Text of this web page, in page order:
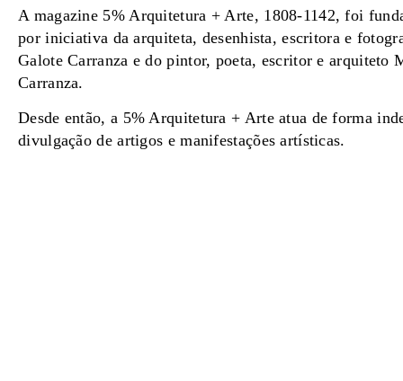
A magazine 5% Arquitetura + Arte, 1808-1142, foi
por iniciativa da arquiteta, desenhista, escritora e
Galote Carranza e do pintor, poeta, escritor e arquiteto
Carranza.
Desde então, a 5% Arquitetura + Arte atua de forma
divulgação de artigos e manifestações artísticas.